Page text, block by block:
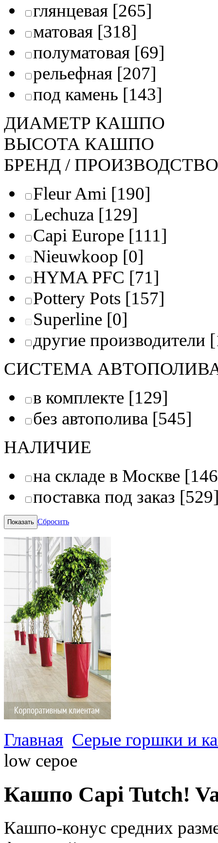
глянцевая [265]
матовая [318]
полуматовая [69]
рельефная [207]
под камень [143]
ДИАМЕТР КАШПО
ВЫСОТА КАШПО
БРЕНД / ПРОИЗВОДСТВО
Fleur Ami [190]
Lechuza [129]
Capi Europe [111]
Nieuwkoop [0]
HYMA PFC [71]
Pottery Pots [157]
Superline [0]
другие производители
СИСТЕМА
в комплекте [129]
без автополива [545]
НАЛИЧИЕ
на складе в Москве
поставка под заказ
Сбросить
Главная Серые горшки и
low серое
Кашпо Capi Tutch!
Кашпо-конус средних